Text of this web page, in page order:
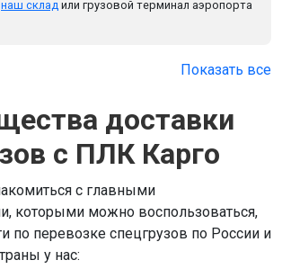
наш склад или грузовой терминал аэропорта
Показать все
доставки
c ПЛК Карго
с главными
которыми можно воспользоваться,
по перевозке спецгрузов по России и
у нас: